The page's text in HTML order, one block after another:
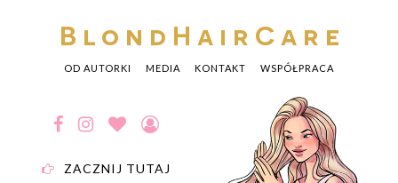
BlondHairCare
OD AUTORKI MEDIA KONTAKT WSPÓŁPRACA
ZACZNIJ TUTAJ